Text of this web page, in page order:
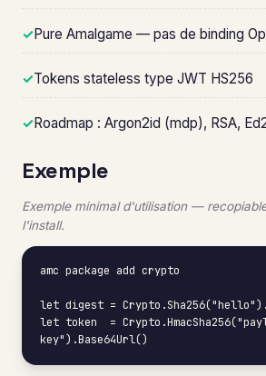
✓Pure Amalgame — pas de binding
✓Tokens stateless type JWT HS256
✓Roadmap : Argon2id (mdp), RSA,
Exemple
Exemple minimal d'utilisation —
l'install.
amc package add crypto
let digest =
let token  =
key").Base64Url()